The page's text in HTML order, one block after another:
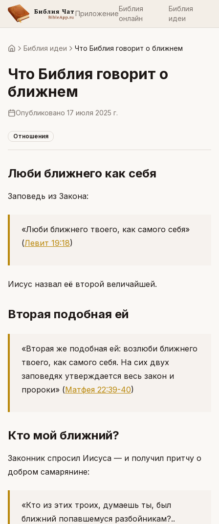
Приложение
Библия
онлайн
Библия
идеи
ГлавнаяБиблия идеи Что Библия говорит о ближнем
Что Библия говорит о
ближнем
Опубликовано 17 июля 2025 г.
Отношения
Люби ближнего как себя
Заповедь из Закона:
«Люби ближнего твоего, как самого себя»
(Левит 19:18)
Иисус назвал её второй величайшей.
Вторая подобная ей
«Вторая же подобная ей: возлюби ближнего
твоего, как самого себя. На сих двух
заповедях утверждается весь закон и
пророки» (Матфея 22:39-40)
Кто мой ближний?
Законник спросил Иисуса — и получил притчу о
добром самарянине:
«Кто из этих троих, думаешь ты, был
ближний попавшемуся разбойникам?..